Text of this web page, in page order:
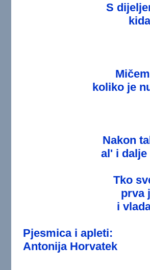
S
koliko je
Nakon
al' i
Tko
prva
i
Pjesmica i apleti:
Antonija Horvatek